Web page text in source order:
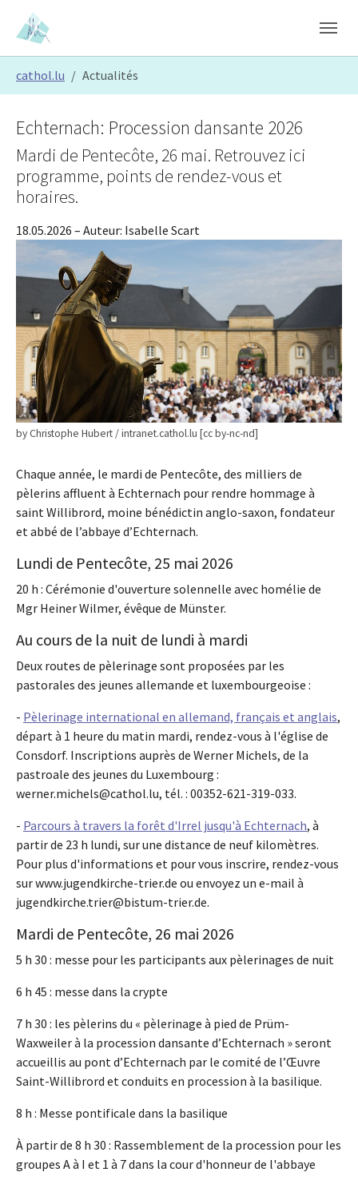
Skip to main content
Skip to page footer
cathol.lu Actualités
by Christophe Hubert / intranet.cathol.lu [cc by-nc-nd]
Echternach: Procession dansante 2026
Mardi de Pentecôte, 26 mai. Retrouvez ici
programme, points de rendez-vous et
horaires.
18.05.2026 – Auteur: Isabelle Scart
Chaque année, le mardi de Pentecôte, des milliers de
pèlerins affluent à Echternach pour rendre hommage à
saint Willibrord, moine bénédictin anglo-saxon, fondateur
et abbé de l’abbaye d’Echternach.
Lundi de Pentecôte, 25 mai 2026
20 h : Cérémonie d'ouverture solennelle avec homélie de
Mgr Heiner Wilmer, évêque de Münster.
Au cours de la nuit de lundi à mardi
Deux routes de pèlerinage sont proposées par les
pastorales des jeunes allemande et luxembourgeoise :
- Pèlerinage international en allemand, français et anglais,
départ à 1 heure du matin mardi, rendez-vous à l'église de
Consdorf. Inscriptions auprès de Werner Michels, de la
pastroale des jeunes du Luxembourg :
werner.michels@cathol.lu, tél. : 00352-621-319-033.
- Parcours à travers la forêt d'Irrel jusqu'à Echternach, à
partir de 23 h lundi, sur une distance de neuf kilomètres.
Pour plus d'informations et pour vous inscrire, rendez-vous
sur www.jugendkirche-trier.de ou envoyez un e-mail à
jugendkirche.trier@bistum-trier.de.
Mardi de Pentecôte, 26 mai 2026
5 h 30 : messe pour les participants aux pèlerinages de nuit
6 h 45 : messe dans la crypte
7 h 30 : les pèlerins du « pèlerinage à pied de Prüm-
Waxweiler à la procession dansante d’Echternach » seront
accueillis au pont d’Echternach par le comité de l’Œuvre
Saint-Willibrord et conduits en procession à la basilique.
8 h : Messe pontificale dans la basilique
À partir de 8 h 30 : Rassemblement de la procession pour les
groupes A à I et 1 à 7 dans la cour d'honneur de l'abbaye